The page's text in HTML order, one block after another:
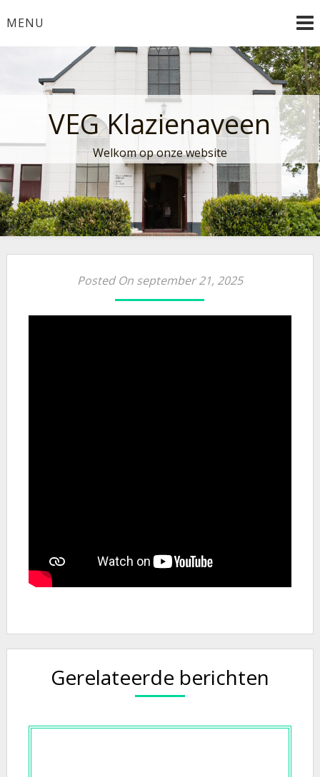
naar
MENU
VEG Klazienaveen
Welkom op onze website
Posted On september 21, 2025
Gerelateerde berichten